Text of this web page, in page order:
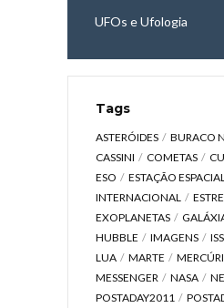
UFOs e Ufologia
Tags
ASTERÓIDES
BURACO
CASSINI
COMETAS
ESO
ESTAÇÃO
INTERNACIONAL
EXOPLANETAS
HUBBLE
IMAGENS ISS
LUA
MARTE
MESSENGER
NASA
POSTADAY2011